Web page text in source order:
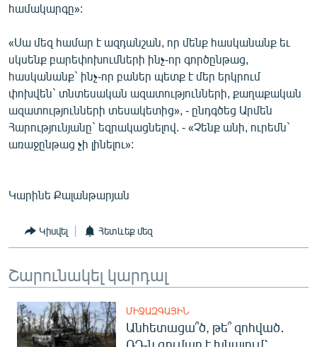
համակարգը»:
«Սա մեզ համար է ազդանշան, որ մենք հասկանանք եւ
սկսենք բարեփոխումների ինչ-որ գործընթաց,
հասկանանք` ինչ-որ բաներ պետք է մեր երկրում
փոխվեն` տնտեսական ազատությունների, քաղաքական
ազատությունների տեսակետից», - ընդգծեց Արմեն
Հարությունյանը` եզրակացնելով. - «Չենք անի, ուրեմն`
առաջընթաց չի լինելու»:
Կարինե Քալանթարյան
Կիսվել Հետևեք մեզ
Շարունակել կարդալ
ՄԻՋԱԶԳԱՅԻՆ
Անհետացա՞ծ, թե՞ զոհված․
ՌԴ-ն գումար է խնայում՝